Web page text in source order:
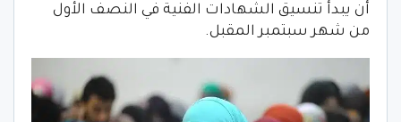
أن يبدأ تنسيق الشهادات الفنية في النصف الأول
من شهر سبتمبر المقبل.